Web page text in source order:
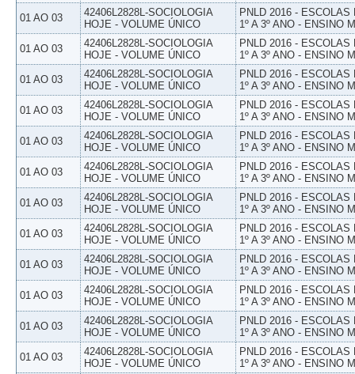
01 AO 03
42406L2828L-SOCIOLOGIA
HOJE - VOLUME ÚNICO
PNLD 2016 -
1º A 3º ANO - ENSINO
01 AO 03
42406L2828L-SOCIOLOGIA
HOJE - VOLUME ÚNICO
PNLD 2016 -
1º A 3º ANO - ENSINO
01 AO 03
42406L2828L-SOCIOLOGIA
HOJE - VOLUME ÚNICO
PNLD 2016 -
1º A 3º ANO - ENSINO
01 AO 03
42406L2828L-SOCIOLOGIA
HOJE - VOLUME ÚNICO
PNLD 2016 -
1º A 3º ANO - ENSINO
01 AO 03
42406L2828L-SOCIOLOGIA
HOJE - VOLUME ÚNICO
PNLD 2016 -
1º A 3º ANO - ENSINO
01 AO 03
42406L2828L-SOCIOLOGIA
HOJE - VOLUME ÚNICO
PNLD 2016 -
1º A 3º ANO - ENSINO
01 AO 03
42406L2828L-SOCIOLOGIA
HOJE - VOLUME ÚNICO
PNLD 2016 -
1º A 3º ANO - ENSINO
01 AO 03
42406L2828L-SOCIOLOGIA
HOJE - VOLUME ÚNICO
PNLD 2016 -
1º A 3º ANO - ENSINO
01 AO 03
42406L2828L-SOCIOLOGIA
HOJE - VOLUME ÚNICO
PNLD 2016 -
1º A 3º ANO - ENSINO
01 AO 03
42406L2828L-SOCIOLOGIA
HOJE - VOLUME ÚNICO
PNLD 2016 -
1º A 3º ANO - ENSINO
01 AO 03
42406L2828L-SOCIOLOGIA
HOJE - VOLUME ÚNICO
PNLD 2016 -
1º A 3º ANO - ENSINO
01 AO 03
42406L2828L-SOCIOLOGIA
HOJE - VOLUME ÚNICO
PNLD 2016 -
1º A 3º ANO - ENSINO